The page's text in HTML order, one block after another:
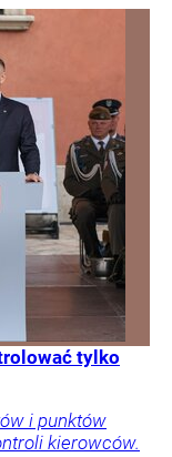
tylko
i punktów
kierowców.